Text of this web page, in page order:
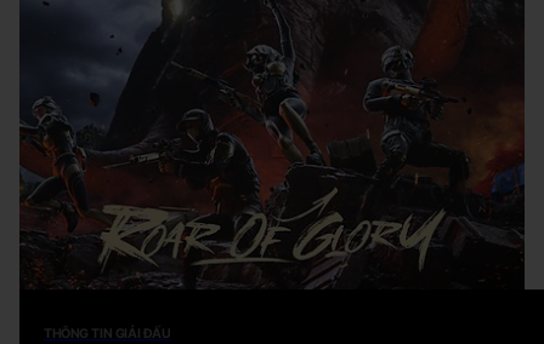
THÔNG TIN GIẢI ĐẤU